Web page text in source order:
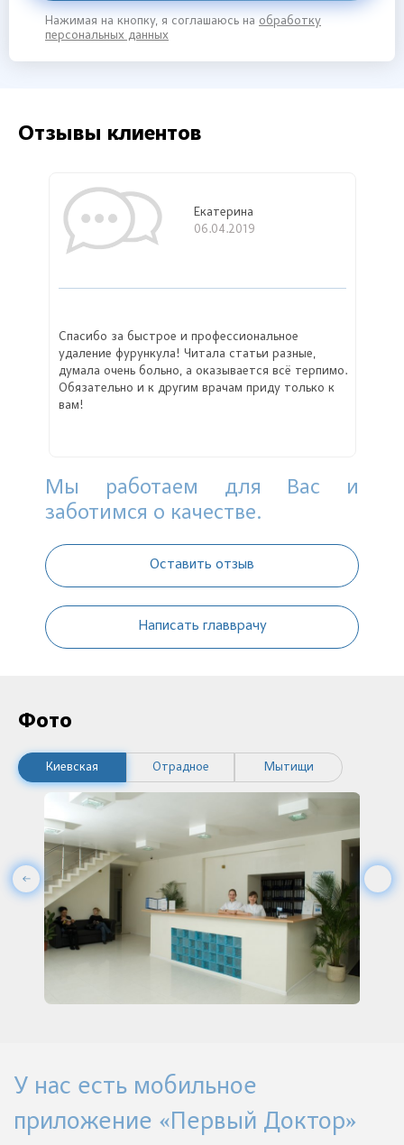
Нажимая на кнопку, я соглашаюсь на обработку
персональных данных
Отзывы клиентов
Екатерина
06.04.2019
Спасибо за быстрое и профессиональное
удаление фурункула! Читала статьи разные,
думала очень больно, а оказывается всё терпимо.
Обязательно и к другим врачам приду только к
вам!
Мы работаем для Вас и
заботимся о качестве.
Оставить отзыв
Написать главврачу
Фото
Киевская Отрадное Мытищи
У нас есть мобильное
приложение «Первый Доктор»